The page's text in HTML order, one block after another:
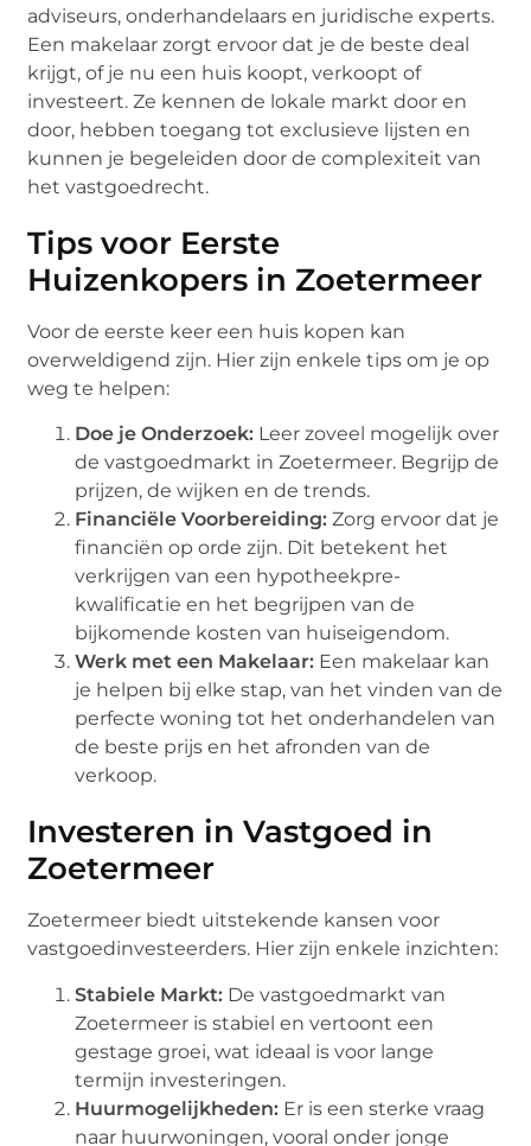
adviseurs, onderhandelaars en juridische experts.
Een makelaar zorgt ervoor dat je de beste deal
krijgt, of je nu een huis koopt, verkoopt of
investeert. Ze kennen de lokale markt door en
door, hebben toegang tot exclusieve lijsten en
kunnen je begeleiden door de complexiteit van
het vastgoedrecht.
Tips voor Eerste
Huizenkopers in Zoetermeer
Voor de eerste keer een huis kopen kan
overweldigend zijn. Hier zijn enkele tips om je op
weg te helpen:
Doe je Onderzoek: Leer zoveel mogelijk over
de vastgoedmarkt in Zoetermeer. Begrijp de
prijzen, de wijken en de trends.
Financiële Voorbereiding: Zorg ervoor dat je
financiën op orde zijn. Dit betekent het
verkrijgen van een hypotheekpre-
kwalificatie en het begrijpen van de
bijkomende kosten van huiseigendom.
Werk met een Makelaar: Een makelaar kan
je helpen bij elke stap, van het vinden van de
perfecte woning tot het onderhandelen van
de beste prijs en het afronden van de
verkoop.
Investeren in Vastgoed in
Zoetermeer
Zoetermeer biedt uitstekende kansen voor
vastgoedinvesteerders. Hier zijn enkele inzichten:
Stabiele Markt: De vastgoedmarkt van
Zoetermeer is stabiel en vertoont een
gestage groei, wat ideaal is voor lange
termijn investeringen.
Huurmogelijkheden: Er is een sterke vraag
naar huurwoningen, vooral onder jonge